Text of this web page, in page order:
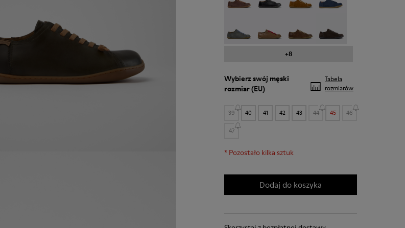
+8
Wybierz swój męski
rozmiar(EU)
Tabela
rozmiarów
39 40 41 42 43 44 45 46
47
* Pozostało kilka sztuk
Dodaj do koszyka